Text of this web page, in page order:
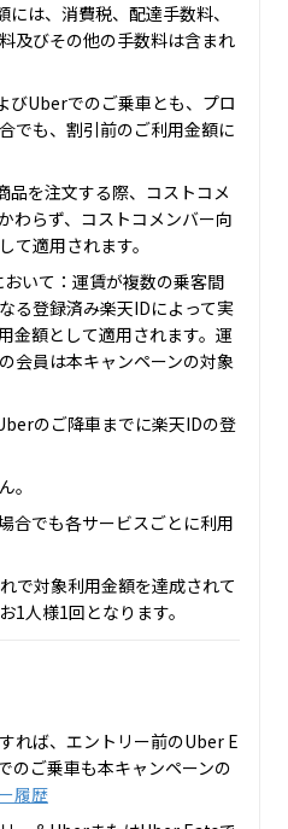
は、消費税、配達手数料、
及びその他の手数料は含まれ
Uberでのご乗車とも、プロ
でも、割引前のご利用金額に
を注文する際、コストコメ
わらず、コストコメンバー向
て適用されます。
いて：運賃が複数の乗客間
る登録済み楽天IDによって実
金額として適用されます。運
会員は本キャンペーンの対象
のご降車までに楽天IDの登
。
合でも各サービスごとに利用
で対象利用金額を達成されて
1人様1回となります。
れば、エントリー前のUber E
のご乗車も本キャンペーンの
履歴